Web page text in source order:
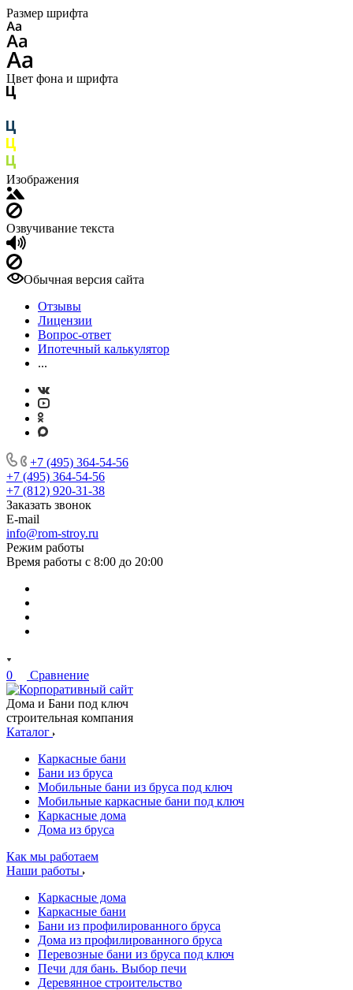
Размер шрифта
Цвет фона и шрифта
Изображения
Озвучивание текста
Обычная версия сайта
Отзывы
Лицензии
Вопрос-ответ
Ипотечный калькулятор
...
+7 (495) 364-54-56
+7 (495) 364-54-56
+7 (812) 920-31-38
Заказать звонок
E-mail
info@rom-stroy.ru
Режим работы
Время работы с 8:00 до 20:00
0 Сравнение
Дома и Бани под ключ
строительная компания
Каталог
Каркасные бани
Бани из бруса
Мобильные бани из бруса под ключ
Мобильные каркасные бани под ключ
Каркасные дома
Дома из бруса
Как мы работаем
Наши работы
Каркасные дома
Каркасные бани
Бани из профилированного бруса
Дома из профилированного бруса
Перевозные бани из бруса под ключ
Печи для бань. Выбор печи
Деревянное строительство